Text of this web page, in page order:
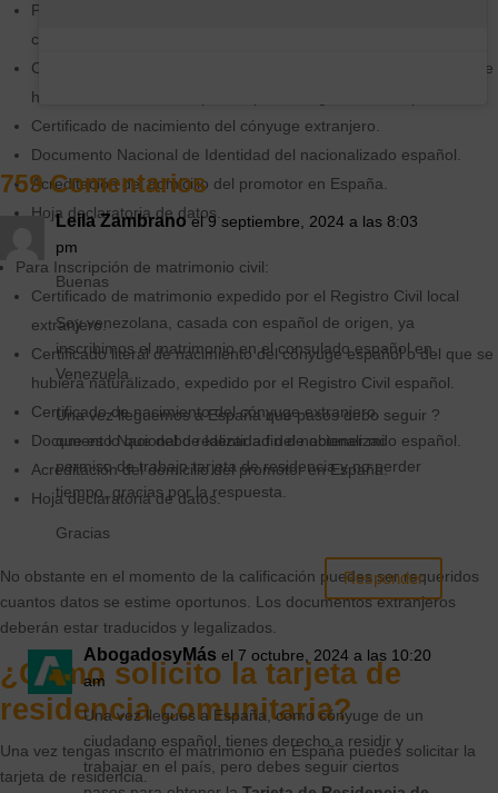
Presentación de la certificación eclesiástica que expresará las
circunstancias exigidas por la legislación.
Certificado literal de nacimiento del cónyuge español o del que se
hubiera naturalizado, expedido por el Registro Civil español.
Certificado de nacimiento del cónyuge extranjero.
Documento Nacional de Identidad del nacionalizado español.
Acreditación del domicilio del promotor en España.
Hoja declaratoria de datos.
Para Inscripción de matrimonio civil:
Certificado de matrimonio expedido por el Registro Civil local
extranjero.
Certificado literal de nacimiento del cónyuge español o del que se
hubiera naturalizado, expedido por el Registro Civil español.
Certificado de nacimiento del cónyuge extranjero.
Documento Nacional de Identidad del nacionalizado español.
Acreditación del domicilio del promotor en España.
Hoja declaratoria de datos.
No obstante en el momento de la calificación puedes ser requeridos
cuantos datos se estime oportunos. Los documentos extranjeros
deberán estar traducidos y legalizados.
¿Cómo solicito la tarjeta de
residencia comunitaria?
Una vez tengas inscrito el matrimonio en España puedes solicitar la
tarjeta de residencia.
759 Comentarios
Leila Zambrano el 9 septiembre, 2024 a las 8:03
pm
Buenas
Soy venezolana, casada con español de origen, ya
inscribimos el matrimonio en el consulado español en
Venezuela.
Una vez lleguemos a España que pasos debo seguir ?
que es lo que debo realizar a fin de obtener mi
permiso de trabajo tarjeta de residencia y no perder
tiempo, gracias por la respuesta.
Gracias
Responder
AbogadosyMás el 7 octubre, 2024 a las 10:20
am
Una vez llegues a España, como cónyuge de un
ciudadano español, tienes derecho a residir y
trabajar en el país, pero debes seguir ciertos